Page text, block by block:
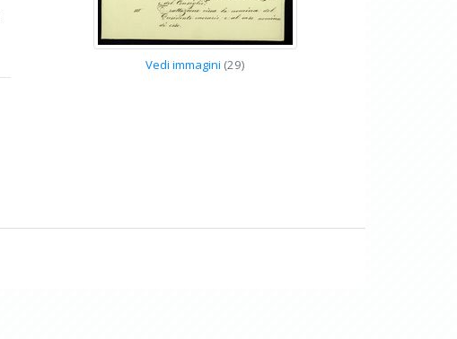
Vedi immagini (29)